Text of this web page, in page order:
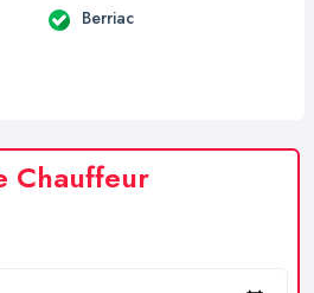
Berriac
Chauffeur